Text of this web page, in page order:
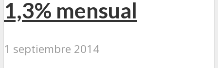
1,3% mensual
1 septiembre 2014